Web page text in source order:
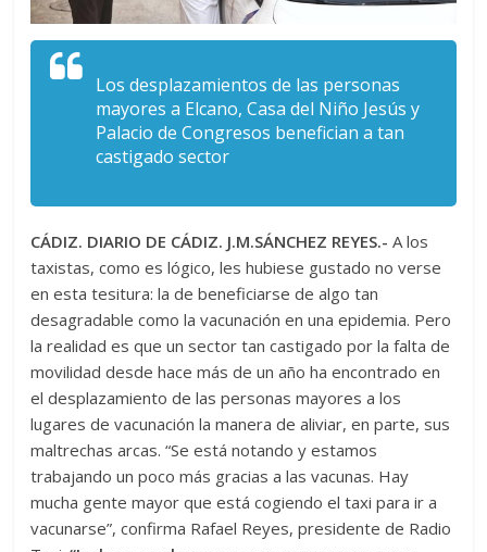
Los desplazamientos de las personas
mayores a Elcano, Casa del Niño Jesús y
Palacio de Congresos benefician a tan
castigado sector
CÁDIZ. DIARIO DE CÁDIZ. J.M.SÁNCHEZ REYES.- A los
taxistas, como es lógico, les hubiese gustado no verse
en esta tesitura: la de beneficiarse de algo tan
desagradable como la vacunación en una epidemia. Pero
la realidad es que un sector tan castigado por la falta de
movilidad desde hace más de un año ha encontrado en
el desplazamiento de las personas mayores a los
lugares de vacunación la manera de aliviar, en parte, sus
maltrechas arcas. “Se está notando y estamos
trabajando un poco más gracias a las vacunas. Hay
mucha gente mayor que está cogiendo el taxi para ir a
vacunarse”, confirma Rafael Reyes, presidente de Radio